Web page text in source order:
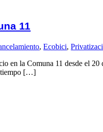
11
,Ecobici,
en la Comuna 11 desde el
tiempo […]